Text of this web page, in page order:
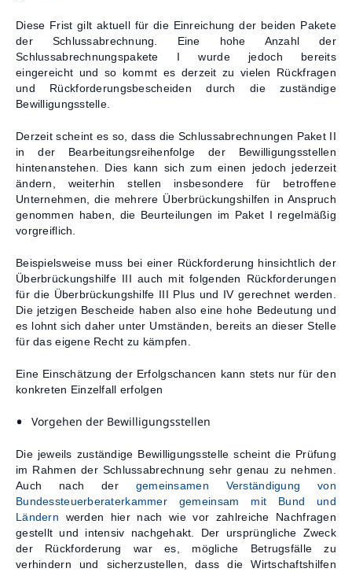
Diese Frist gilt aktuell für die Einreichung der beiden Pakete
der Schlussabrechnung. Eine hohe Anzahl der
Schlussabrechnungspakete I wurde jedoch bereits
eingereicht und so kommt es derzeit zu vielen Rückfragen
und Rückforderungsbescheiden durch die zuständige
Bewilligungsstelle.
Derzeit scheint es so, dass die Schlussabrechnungen Paket II
in der Bearbeitungsreihenfolge der Bewilligungsstellen
hintenanstehen. Dies kann sich zum einen jedoch jederzeit
ändern, weiterhin stellen insbesondere für betroffene
Unternehmen, die mehrere Überbrückungshilfen in Anspruch
genommen haben, die Beurteilungen im Paket I regelmäßig
vorgreiflich.
Beispielsweise muss bei einer Rückforderung hinsichtlich der
Überbrückungshilfe III auch mit folgenden Rückforderungen
für die Überbrückungshilfe III Plus und IV gerechnet werden.
Die jetzigen Bescheide haben also eine hohe Bedeutung und
es lohnt sich daher unter Umständen, bereits an dieser Stelle
für das eigene Recht zu kämpfen.
Eine Einschätzung der Erfolgschancen kann stets nur für den
konkreten Einzelfall erfolgen
Vorgehen der Bewilligungsstellen
Die jeweils zuständige Bewilligungsstelle scheint die Prüfung
im Rahmen der Schlussabrechnung sehr genau zu nehmen.
Auch nach der gemeinsamen Verständigung von
Bundessteuerberaterkammer gemeinsam mit Bund und
Ländern werden hier nach wie vor zahlreiche Nachfragen
gestellt und intensiv nachgehakt. Der ursprüngliche Zweck
der Rückforderung war es, mögliche Betrugsfälle zu
verhindern und sicherzustellen, dass die Wirtschaftshilfen